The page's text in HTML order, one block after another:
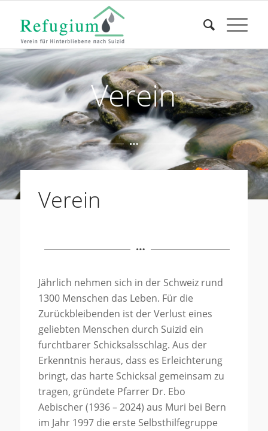
Verein
Verein
Jährlich nehmen sich in der Schweiz rund
1300 Menschen das Leben. Für die
Zurückbleibenden ist der Verlust eines
geliebten Menschen durch Suizid ein
furchtbarer Schicksalsschlag. Aus der
Erkenntnis heraus, dass es Erleichterung
bringt, das harte Schicksal gemeinsam zu
tragen, gründete Pfarrer Dr. Ebo
Aebischer (1936 – 2024) aus Muri bei Bern
im Jahr 1997 die erste Selbsthilfegruppe